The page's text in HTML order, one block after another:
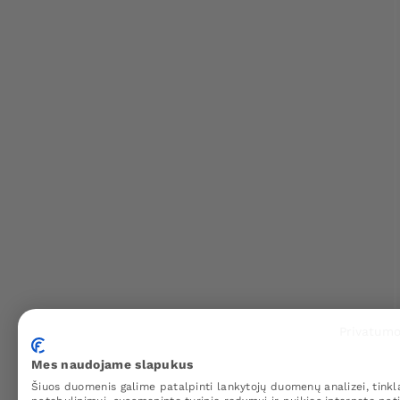
Mes naudojame slapukus
Šiuos duomenis galime patalpinti lankytojų duomenų analizei,